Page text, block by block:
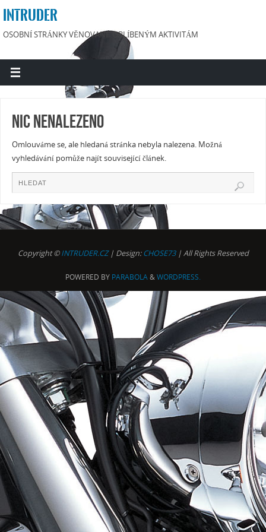
INTRUDER
OSOBNÍ STRÁNKY VĚNOVANÉ OBLÍBENÝM AKTIVITÁM
Nic nenalezeno
Omlouváme se, ale hledaná stránka nebyla nalezena. Možná
vyhledávání pomůže najít související článek.
Copyright ©INTRUDER.CZ| Design:CHOSE73| All Rights Reserved
POWERED BY PARABOLA&WORDPRESS.